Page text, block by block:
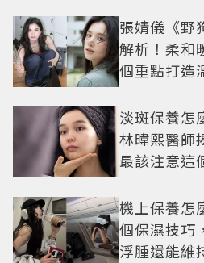
張婧儀《野
解析！柔和
個重點打造
淡斑保養怎
林暐熙醫師
最該注意這
機上保養怎
個保濕技巧
浮腫還能維